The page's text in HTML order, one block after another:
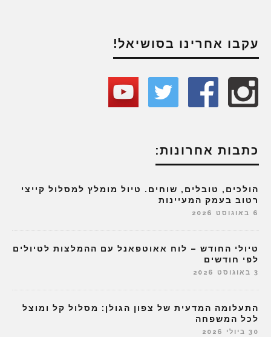
עקבו אחרינו בסושיאל!
כתבות אחרונות:
הולכים, טובלים, שוחים. טיול מומלץ למסלול קייצי
רטוב בעמק המעיינות
6 באוגוסט 2026
טיולי החודש – לוח אאוטפאנל עם ההמלצות לטיולים
לפי חודשים
3 באוגוסט 2026
התעלומה המדעית של צפון הגולן: מסלול קל ומוצל
לכל המשפחה
30 ביולי 2026